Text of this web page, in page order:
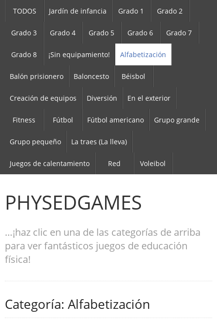
TODOS Jardín de infancia Grado 1 Grado 2
Grado 3 Grado 4 Grado 5 Grado 6 Grado 7
Grado 8 ¡Sin equipamiento! Alfabetización
Balón prisionero Baloncesto Béisbol
Creación de equipos Diversión En el exterior
Fitness Fútbol Fútbol americano Grupo grande
Grupo pequeño La traes (La lleva)
Juegos de calentamiento Red Voleibol
PHYSEDGAMES
…¡haz clic en una de las categorías de arriba
para ver fantásticos juegos de educación
física!
Categoría: Alfabetización